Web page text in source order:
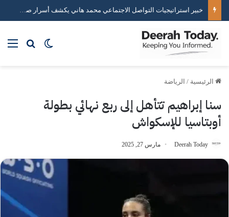
خبير استراتيجيات التواصل الاجتماعي محمد هاني يكشف أسرار صناعة التأثير الرقمي
بحثالوضع
الرئيسية / الرياضة
سنا إبراهيم تتأهل إلى ربع نهائي بطولة
أوبتاسيا للإسكواش
Deerah Today مارس 27, 2025